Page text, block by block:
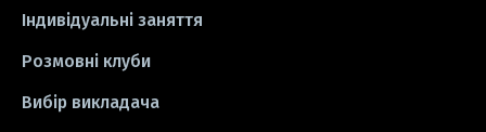
#школа #ігри
#СV #резюме
#idioms
Індивідуальні заняття
Розмовні клуби
Вибір викладача